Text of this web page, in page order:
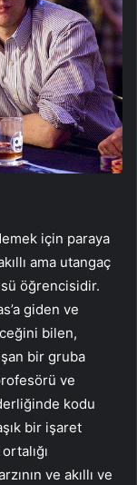
için paraya
ama utangaç
öğrencisidir.
giden ve
bilen,
bir gruba
ve
kodu
bir işaret
ve akıllı ve